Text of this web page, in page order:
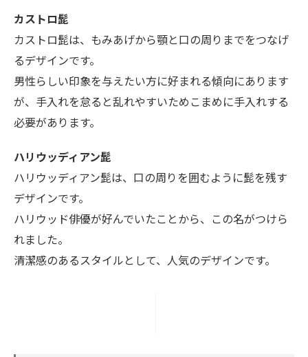
カストロ髭
カストロ髭は、もみあげから顎と口の周りまでをつなげ
るデザインです。
男性らしい印象を与えたい方に好まれる傾向にあります
が、手入れを怠ると乱れやすいためこまめに手入れする
必要があります。
ハリウッディアン髭
ハリウッディアン髭は、口の周りを囲むように髭を残す
デザインです。
ハリウッド俳優が好んでいたことから、この名がつけら
れました。
清潔感のあるスタイルとして、人気のデザインです。